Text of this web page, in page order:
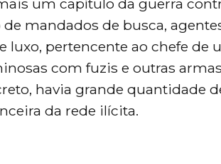
um capítulo da guerra
mandados de busca,
pertencente ao chefe de
com fuzis e outras
havia grande quantidade
da rede ilícita.